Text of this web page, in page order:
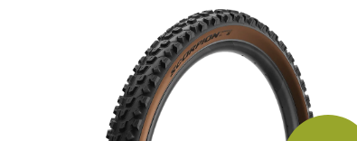
Doporučujeme